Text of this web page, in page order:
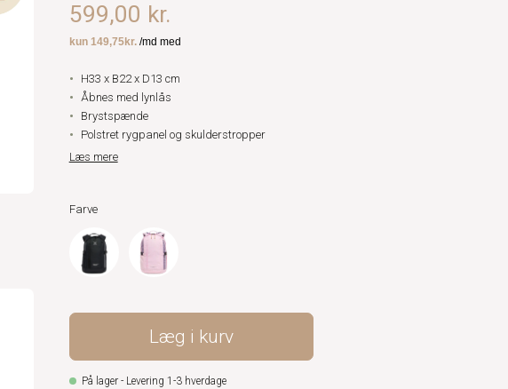
599,00 kr.
H33 x B22 x D13 cm
Åbnes med lynlås
Brystspænde
Polstret rygpanel og skulderstropper
Læs mere
Farve
Læg i kurv
På lager - Levering 1-3 hverdage